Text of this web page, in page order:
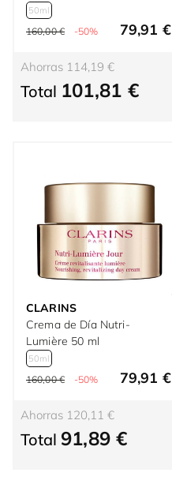
50ml
160,00 € -50% 79,91 €
Ahorras 114,19 €
Total 101,81 €
CLARINS
Crema de Día Nutri-
Lumière 50 ml
50ml
160,00 € -50% 79,91 €
Ahorras 120,11 €
Total 91,89 €